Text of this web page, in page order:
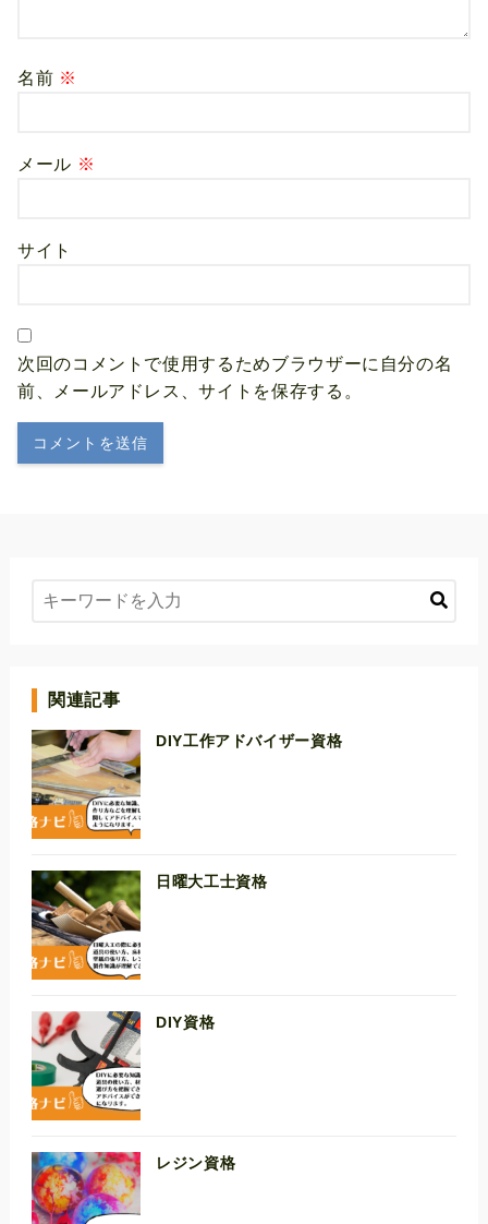
名前 ※
メール ※
サイト
次回のコメントで使用するためブラウザーに自分の名
前、メールアドレス、サイトを保存する。
関連記事
DIY工作アドバイザー資格
日曜大工士資格
DIY資格
レジン資格